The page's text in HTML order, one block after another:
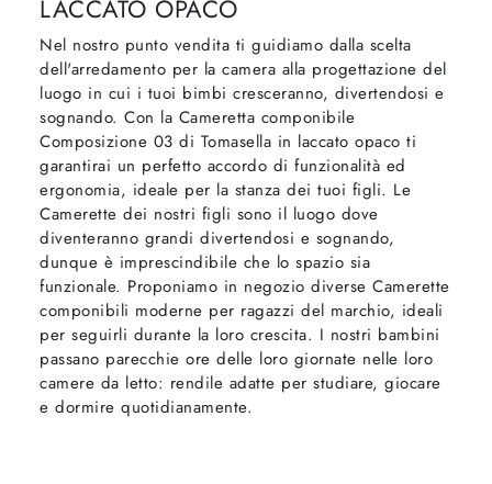
LACCATO OPACO
Nel nostro punto vendita ti guidiamo dalla scelta
dell'arredamento per la camera alla progettazione del
luogo in cui i tuoi bimbi cresceranno, divertendosi e
sognando. Con la Cameretta componibile
Composizione 03 di Tomasella in laccato opaco ti
garantirai un perfetto accordo di funzionalità ed
ergonomia, ideale per la stanza dei tuoi figli. Le
Camerette dei nostri figli sono il luogo dove
diventeranno grandi divertendosi e sognando,
dunque è imprescindibile che lo spazio sia
funzionale. Proponiamo in negozio diverse Camerette
componibili moderne per ragazzi del marchio, ideali
per seguirli durante la loro crescita. I nostri bambini
passano parecchie ore delle loro giornate nelle loro
camere da letto: rendile adatte per studiare, giocare
e dormire quotidianamente.